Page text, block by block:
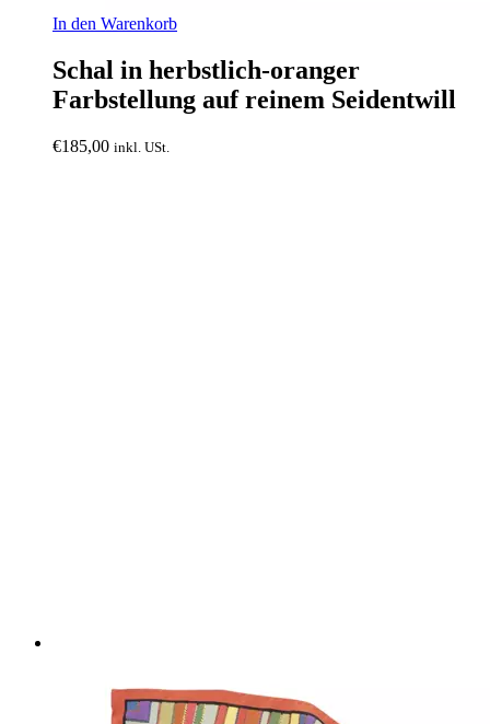
In den Warenkorb
Schal in herbstlich-oranger
Farbstellung auf reinem Seidentwill
€185,00 inkl. USt.